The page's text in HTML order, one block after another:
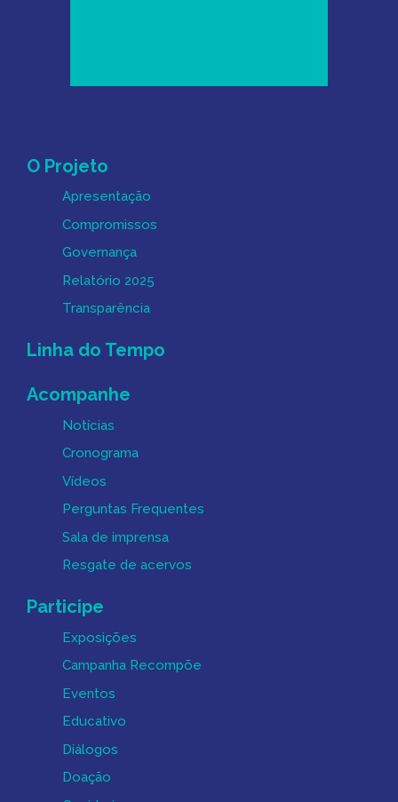
Mapa do Site
O Projeto
Apresentação
Compromissos
Governança
Relatório 2025
Transparência
Linha do Tempo
Acompanhe
Notícias
Cronograma
Vídeos
Perguntas Frequentes
Sala de imprensa
Resgate de acervos
Participe
Exposições
Campanha Recompõe
Eventos
Educativo
Diálogos
Doação